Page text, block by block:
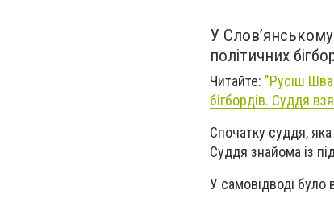
У
політичних
Читайте: "Русіш
бігбордів. Суддя
Спочатку суддя,
Суддя знайома із
У самовідводі було